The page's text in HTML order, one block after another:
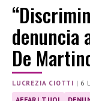
denuncia
De
LUCREZIA CIOTTI | 6